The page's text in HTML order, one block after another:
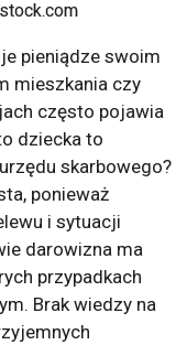
pieniądze swoim
mieszkania czy
często pojawia
dziecka to
skarbowego?
ponieważ
i sytuacji
darowizna ma
przypadkach
Brak wiedzy na